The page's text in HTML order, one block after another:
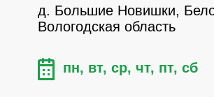
д. Большие Новишки,
Вологодская область
пн, вт, ср, чт, пт, сб